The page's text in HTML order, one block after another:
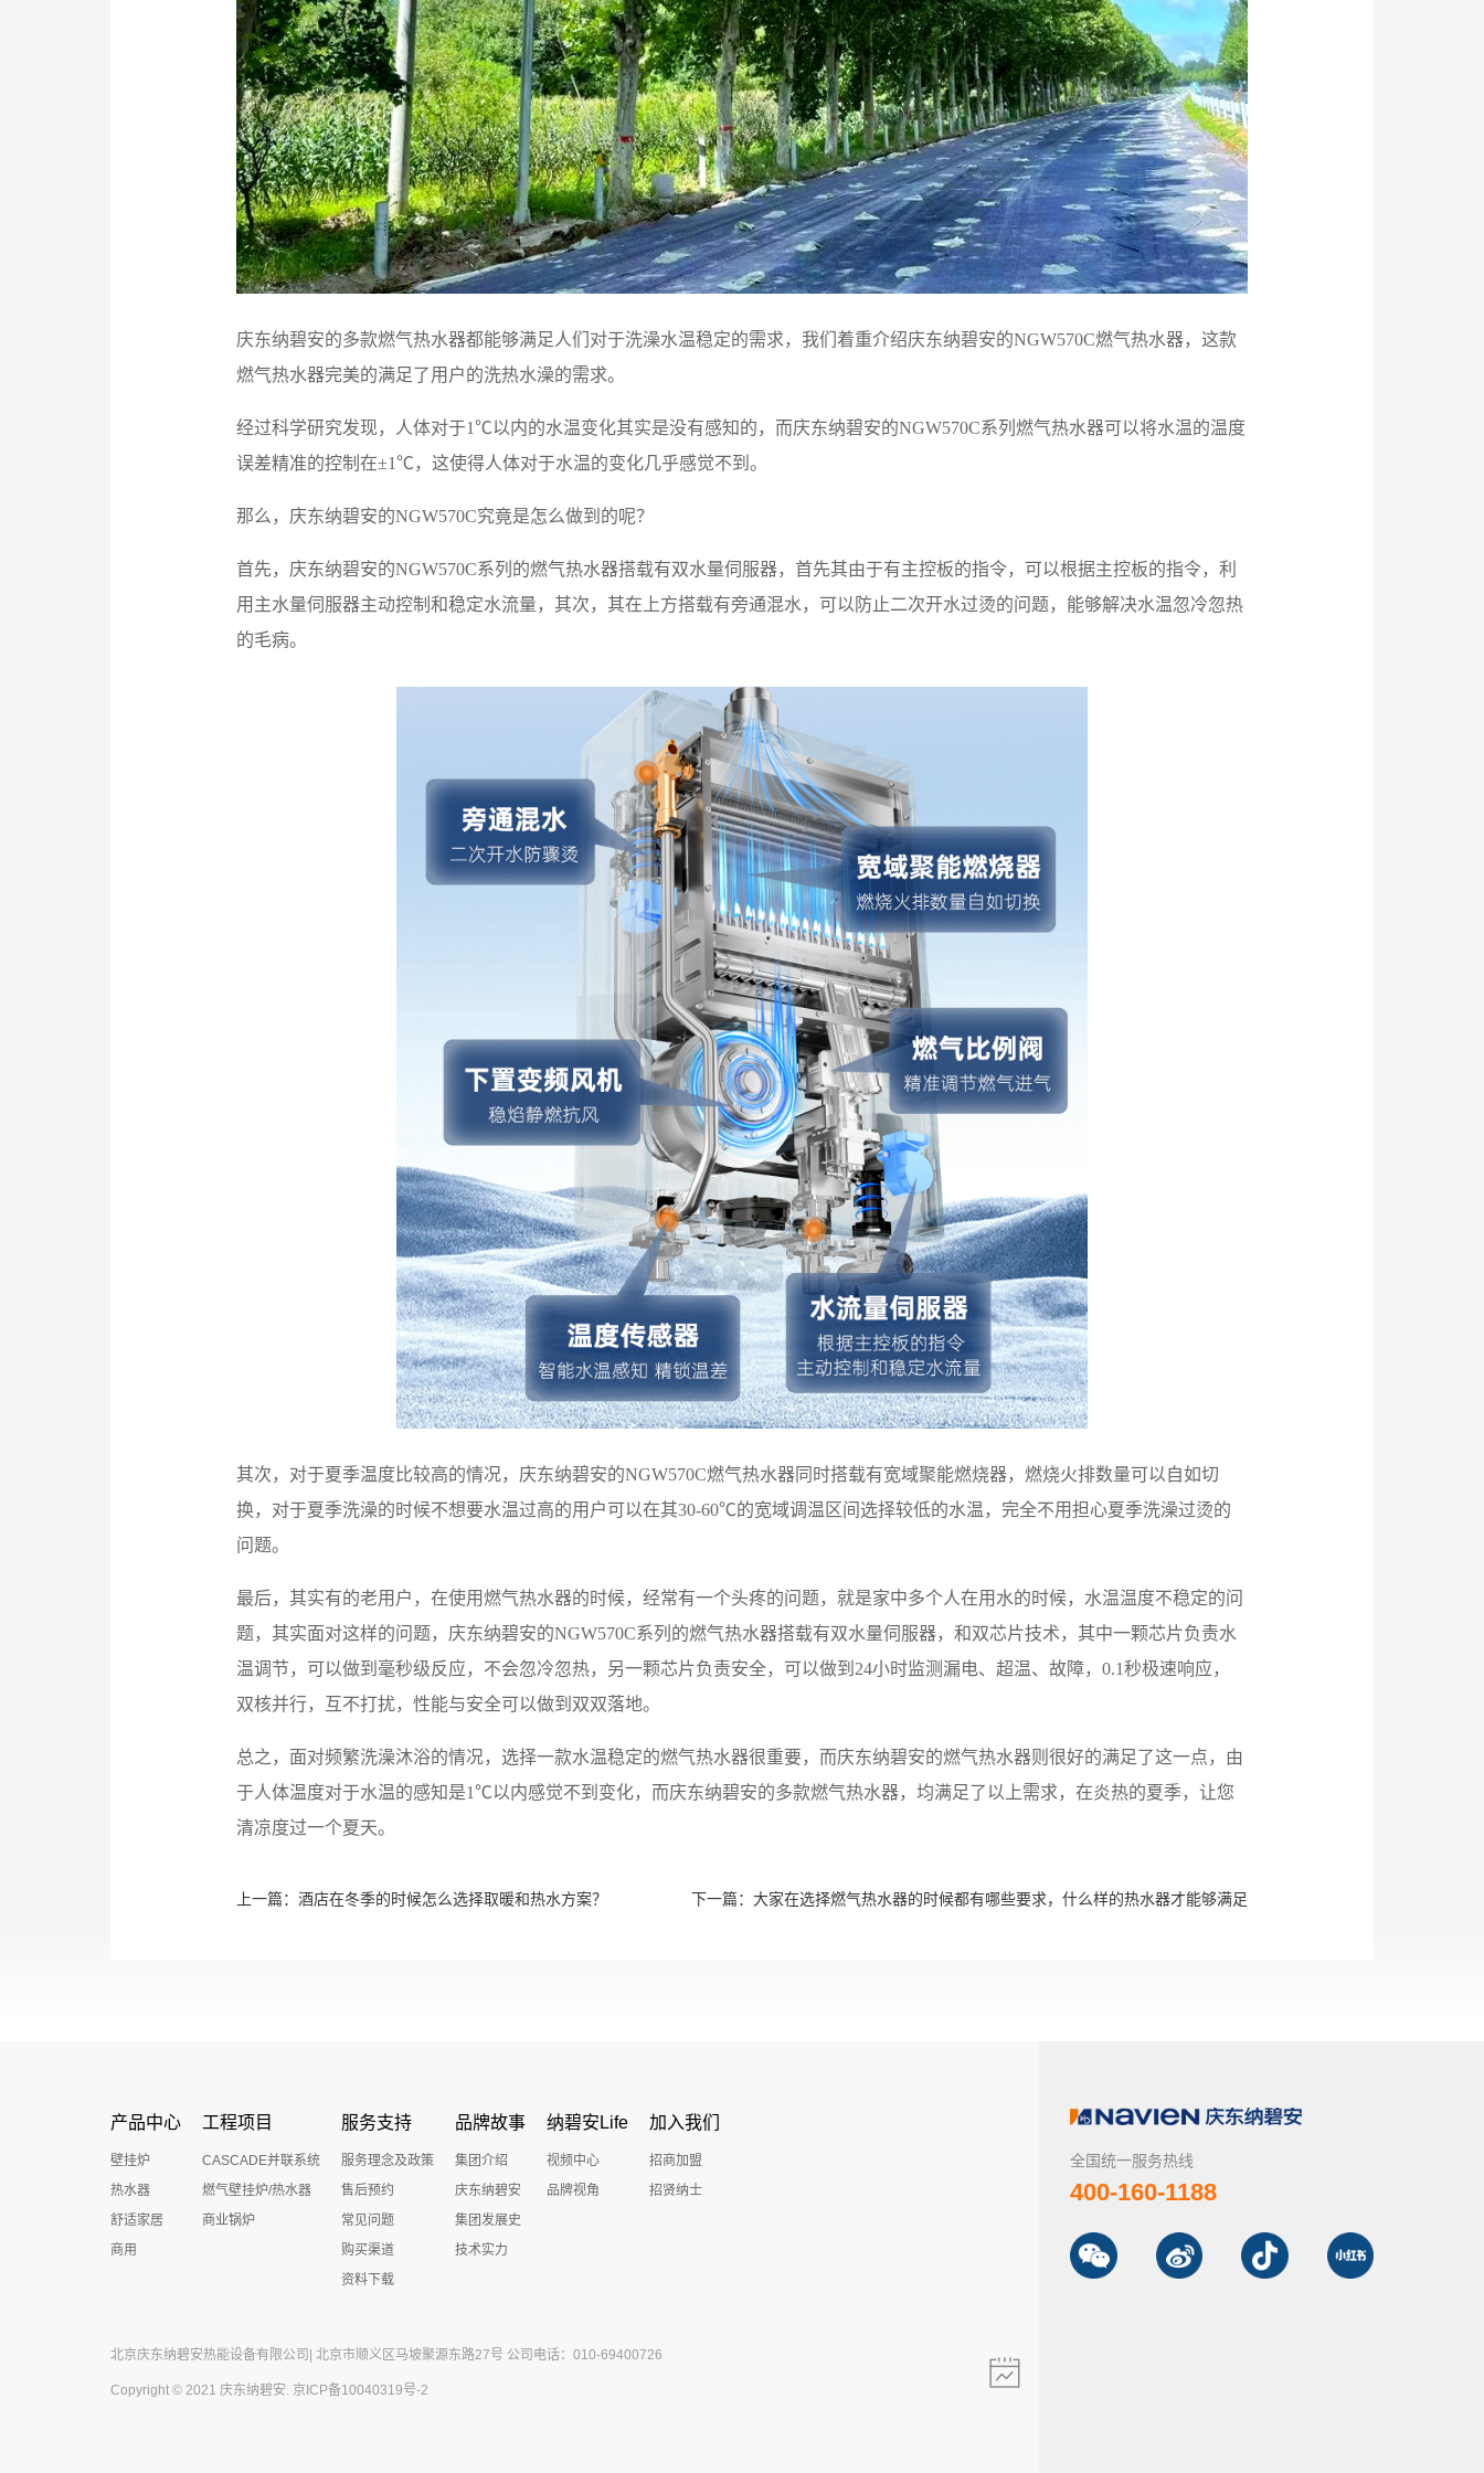
庆东纳碧安的多款燃气热水器都能够满足人们对于洗澡水温稳定的需求，我们着重介绍庆东纳碧安的NGW570C燃气热水器，这款
燃气热水器完美的满足了用户的洗热水澡的需求。
经过科学研究发现，人体对于1℃以内的水温变化其实是没有感知的，而庆东纳碧安的NGW570C系列燃气热水器可以将水温的温度
误差精准的控制在±1℃，这使得人体对于水温的变化几乎感觉不到。
那么，庆东纳碧安的NGW570C究竟是怎么做到的呢？
首先，庆东纳碧安的NGW570C系列的燃气热水器搭载有双水量伺服器，首先其由于有主控板的指令，可以根据主控板的指令，利
用主水量伺服器主动控制和稳定水流量，其次，其在上方搭载有旁通混水，可以防止二次开水过烫的问题，能够解决水温忽冷忽热
的毛病。
其次，对于夏季温度比较高的情况，庆东纳碧安的NGW570C燃气热水器同时搭载有宽域聚能燃烧器，燃烧火排数量可以自如切
换，对于夏季洗澡的时候不想要水温过高的用户可以在其30-60℃的宽域调温区间选择较低的水温，完全不用担心夏季洗澡过烫的
问题。
最后，其实有的老用户，在使用燃气热水器的时候，经常有一个头疼的问题，就是家中多个人在用水的时候，水温温度不稳定的问
题，其实面对这样的问题，庆东纳碧安的NGW570C系列的燃气热水器搭载有双水量伺服器，和双芯片技术，其中一颗芯片负责水
温调节，可以做到毫秒级反应，不会忽冷忽热，另一颗芯片负责安全，可以做到24小时监测漏电、超温、故障，0.1秒极速响应，
双核并行，互不打扰，性能与安全可以做到双双落地。
总之，面对频繁洗澡沐浴的情况，选择一款水温稳定的燃气热水器很重要，而庆东纳碧安的燃气热水器则很好的满足了这一点，由
于人体温度对于水温的感知是1℃以内感觉不到变化，而庆东纳碧安的多款燃气热水器，均满足了以上需求，在炎热的夏季，让您
清凉度过一个夏天。
上一篇：酒店在冬季的时候怎么选择取暖和热水方案？ 下一篇： 大家在选择燃气热水器的时候都有哪些要求，什么样的热水器才能够满足
产品中心
壁挂炉
热水器
舒适家居
商用
工程项目
CASCADE并联系统
燃气壁挂炉/热水器
商业锅炉
服务支持
服务理念及政策
售后预约
常见问题
购买渠道
资料下载
品牌故事
集团介绍
庆东纳碧安
集团发展史
技术实力
纳碧安Life
视频中心
品牌视角
加入我们
招商加盟
招贤纳士
北京庆东纳碧安热能设备有限公司| 北京市顺义区马坡聚源东路27号 公司电话：010-69400726
Copyright © 2021 庆东纳碧安. 京ICP备10040319号-2
全国统一服务热线
400-160-1188